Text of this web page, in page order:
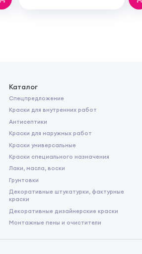
Каталог
Спецпредложение
Краски для внутренних работ
Антисептики
Краски для наружных работ
Краски универсальные
Краски специального назначения
Лаки, масла, воски
Грунтовки
Декоративные штукатурки, фактурные
краски
Декоративные дизайнерские краски
Монтажные пены и очистители